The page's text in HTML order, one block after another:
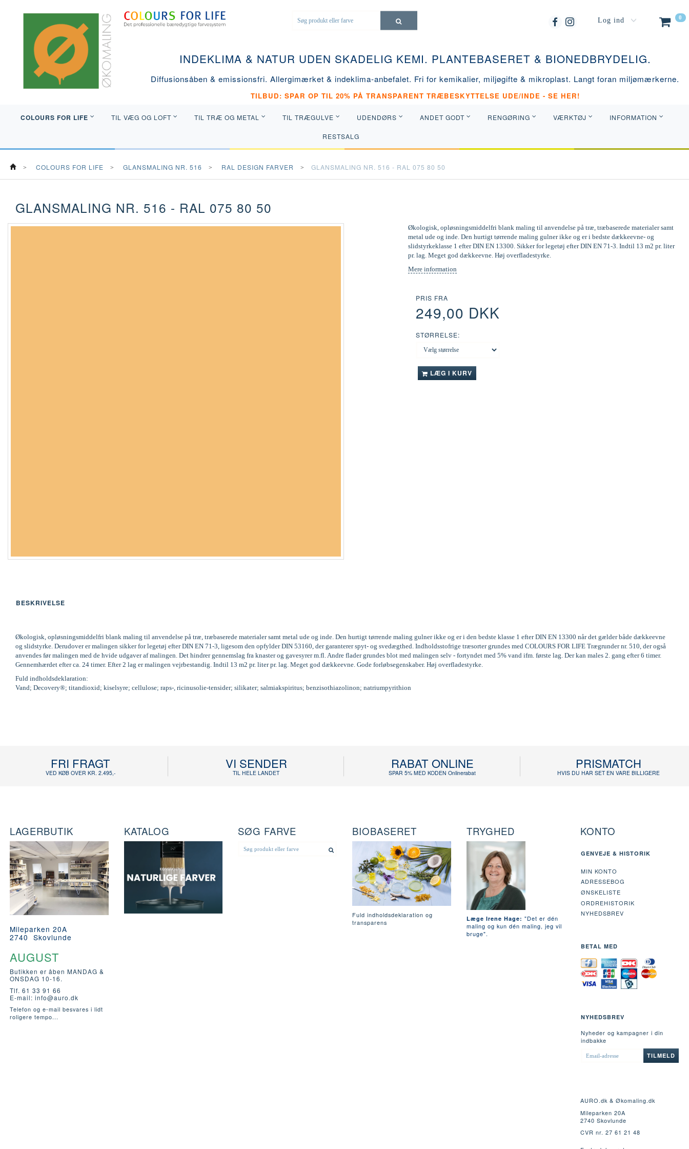
0
Log ind
INDEKLIMA & NATUR UDEN SKADELIG KEMI. PLANTEBASERET & BIONEDBRYDELIG.
Diffusionsåben & emissionsfri. Allergimærket & indeklima-anbefalet. Fri for kemikalier, miljøgifte & mikroplast. Langt foran miljømærkerne.
TILBUD: SPAR OP TIL 20% PÅ TRANSPARENT TRÆBESKYTTELSE UDE/INDE - SE HER!
COLOURS FOR LIFE TIL VÆG OG LOFT TIL TRÆ OG METAL TIL TRÆGULVE UDENDØRS ANDET GODT RENGØRING VÆRKTØJ INFORMATION
RESTSALG
COLOURS FOR LIFE GLANSMALING NR. 516 RAL DESIGN FARVER GLANSMALING NR. 516 - RAL 075 80 50
GLANSMALING NR. 516 - RAL 075 80 50
Økologisk, opløsningsmiddelfri blank maling til anvendelse på træ, træbaserede materialer samt
metal ude og inde. Den hurtigt tørrende maling gulner ikke og er i bedste dækkeevne- og
slidstyrkeklasse 1 efter DIN EN 13300. Sikker for legetøj efter DIN EN 71-3. Indtil 13 m2 pr. liter
pr. lag. Meget god dækkeevne. Høj overfladestyrke.
Mere information
PRIS FRA
249,00 DKK
STØRRELSE:
LÆG I KURV
BESKRIVELSE
Økologisk, opløsningsmiddelfri blank maling til anvendelse på træ, træbaserede materialer samt metal ude og inde. Den hurtigt tørrende maling gulner ikke og er i den bedste klasse 1 efter DIN EN 13300 når det gælder både dækkeevne
og slidstyrke. Derudover er malingen sikker for legetøj efter DIN EN 71-3, ligesom den opfylder DIN 53160, der garanterer spyt- og svedægthed. Indholdsstofrige træsorter grundes med COLOURS FOR LIFE Trægrunder nr. 510, der også
anvendes før malingen med de hvide udgaver af malingen. Det hindrer gennemslag fra knaster og gavesyrer m.fl. Andre flader grundes blot med malingen selv - fortyndet med 5% vand ifm. første lag. Der kan males 2. gang efter 6 timer.
Gennemhærdet efter ca. 24 timer. Efter 2 lag er malingen vejrbestandig. Indtil 13 m2 pr. liter pr. lag. Meget god dækkeevne. Gode forløbsegenskaber. Høj overfladestyrke.
Fuld indholdsdeklaration:
Vand; Decovery®; titandioxid; kiselsyre; cellulose; raps-, ricinusolie-tensider; silikater; salmiakspiritus; benzisothiazolinon; natriumpyrithion
FRI FRAGT
VED KØB OVER KR. 2.495,-
VI SENDER
TIL HELE LANDET
RABAT ONLINE
SPAR 5% MED KODEN Onlinerabat
PRISMATCH
HVIS DU HAR SET EN VARE BILLIGERE
LAGERBUTIK
Mileparken 20A
2740 Skovlunde
AUGUST
Butikken er åben MANDAG &
ONSDAG 10-16.
Tlf. 61 33 91 66
E-mail: info@auro.dk
Telefon og e-mail besvares i lidt
roligere tempo...
KATALOG SØG FARVE BIOBASERET
Fuld indholdsdeklaration og
transparens
TRYGHED
Læge Irene Hage: "Det er dén
maling og kun dén maling, jeg vil
bruge".
KONTO
GENVEJE & HISTORIK
MIN KONTO
ADRESSEBOG
ØNSKELISTE
ORDREHISTORIK
NYHEDSBREV
BETAL MED
NYHEDSBREV
Nyheder og kampagner i din
indbakke
EMAIL-
ADRESSE
TILMELD
AURO.dk & Økomaling.dk
Mileparken 20A
2740 Skovlunde
CVR nr. 27 61 21 48